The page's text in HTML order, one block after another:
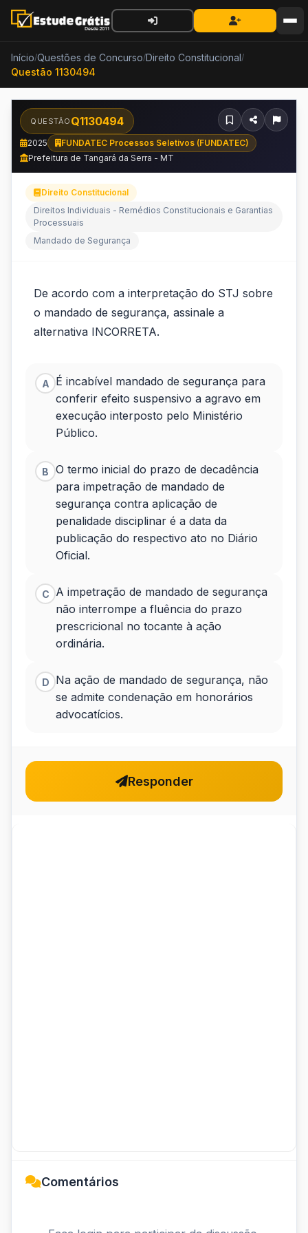
Início/Questões de Concurso/Direito Constitucional/
Questão 1130494
QUESTÃO Q1130494
2025
FUNDATEC Processos Seletivos (FUNDATEC)
Prefeitura de Tangará da Serra - MT
Direito Constitucional
Direitos Individuais - Remédios Constitucionais e Garantias
Processuais
Mandado de Segurança
De
acordo
com
interpretação
STJ
sobre
mandado...
De acordo com a interpretação do STJ sobre
o mandado de segurança, assinale a
alternativa INCORRETA.
A
É incabível mandado de segurança para
conferir efeito suspensivo a agravo em
execução interposto pelo Ministério
Público.
B
O termo inicial do prazo de decadência
para impetração de mandado de
segurança contra aplicação de
penalidade disciplinar é a data da
publicação do respectivo ato no Diário
Oficial.
C
A impetração de mandado de segurança
não interrompe a fluência do prazo
prescricional no tocante à ação
ordinária.
D
Na ação de mandado de segurança, não
se admite condenação em honorários
advocatícios.
Responder
Comentários